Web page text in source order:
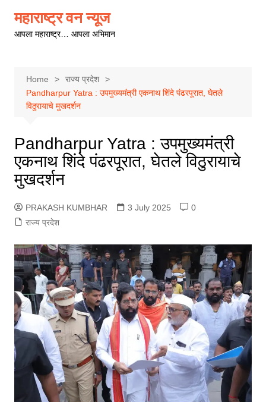
content
महाराष्ट्र वन न्यूज
आपला महाराष्ट्र… आपला अभिमान
Home
राज्य प्रदेश
Pandharpur Yatra : उपमुख्यमंत्री एकनाथ शिंदे पंढरपूरात, घेतले
विठुरायाचे मुखदर्शन
Pandharpur Yatra : उपमुख्यमंत्री
एकनाथ शिंदे पंढरपूरात, घेतले विठुरायाचे
मुखदर्शन
PRAKASH KUMBHAR 3 July 2025
0
राज्य प्रदेश